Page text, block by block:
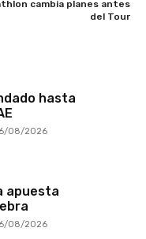
cambia planes antes
del Tour
hasta
08/2026
apuesta
08/2026